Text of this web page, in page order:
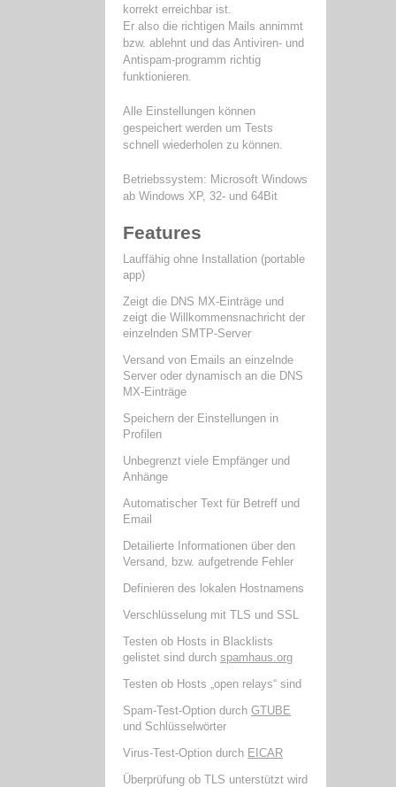
korrekt erreichbar ist.
Er also die richtigen Mails annimmt
bzw. ablehnt und das Antiviren- und
Antispam-programm richtig
funktionieren.
Alle Einstellungen können
gespeichert werden um Tests
schnell wiederholen zu können.
Betriebssystem: Microsoft Windows
ab Windows XP, 32- und 64Bit
Features
Lauffähig ohne Installation (portable
app)
Zeigt die DNS MX-Einträge und
zeigt die Willkommensnachricht der
einzelnden SMTP-Server
Versand von Emails an einzelnde
Server oder dynamisch an die DNS
MX-Einträge
Speichern der Einstellungen in
Profilen
Unbegrenzt viele Empfänger und
Anhänge
Automatischer Text für Betreff und
Email
Detailierte Informationen über den
Versand, bzw. aufgetrende Fehler
Definieren des lokalen Hostnamens
Verschlüsselung mit TLS und SSL
Testen ob Hosts in Blacklists
gelistet sind durch spamhaus.org
Testen ob Hosts „open relays“ sind
Spam-Test-Option durch GTUBE
und Schlüsselwörter
Virus-Test-Option durch EICAR
Überprüfung ob TLS unterstützt wird